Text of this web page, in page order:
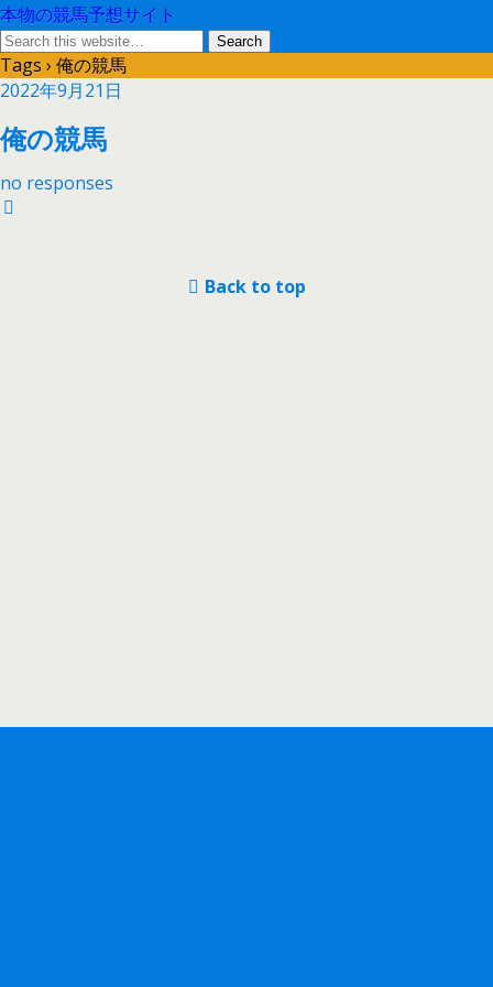
本物の競馬予想サイト
Tags › 俺の競馬
2022年9月21日
俺の競馬
no responses
Back to top